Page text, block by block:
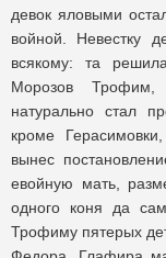
девок яловыми
войной. Невестку
всякому: та
Морозов Трофим,
натурально стал
кроме
вынес
евойную мать,
одного коня да
Трофиму пятерых